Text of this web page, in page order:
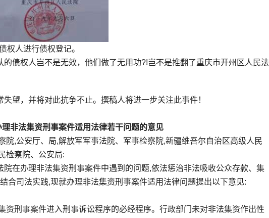
权人进行债权登记。
债权人岂不是无效，他们做了无用功?!岂不是推翻了重庆市开州区人民法
望，并将对此抗争不止。撰稿人将进一步关注此事件！
非法集资刑事案件适用法律若干问题的意见
院,公安厅、局,解放军军事法院、军事检察院,新疆维吾尔自治区高级人民
检察院、公安局:
在办理非法集资刑事案件中遇到的问题,依法惩治非法吸收公众存款、集
合司法实践,现就办理非法集资刑事案件适用法律问题提出以下意见:
资刑事案件进入刑事诉讼程序的必经程序。行政部门未对非法集资作出性